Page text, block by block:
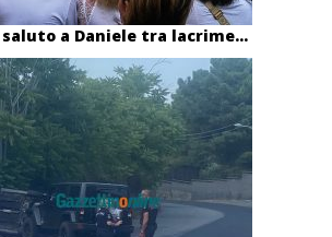
a Daniele tra lacrime...